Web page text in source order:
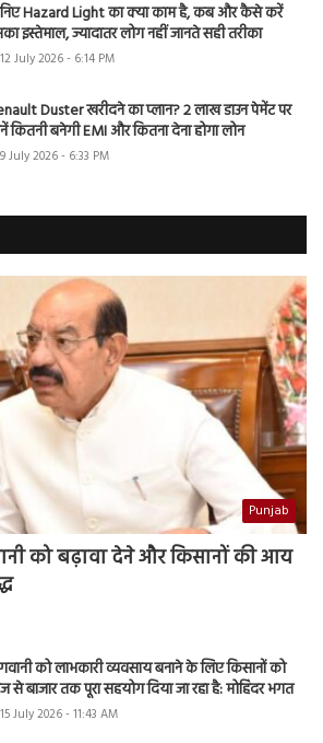
Hazard Light का क्या काम है, कब और कैसे करें
इस्तेमाल, ज्यादातर लोग नहीं जानते सही तरीका
12 July 2026 - 6:14 PM
Duster खरीदने का प्लान? 2 लाख डाउन पेमेंट पर
कितनी बनेगी EMI और कितना देना होगा लोन
9 July 2026 - 6:33 PM
Punjab
को बढ़ावा देने और किसानों की आय
को लाभकारी व्यवसाय बनाने के लिए किसानों को
से बाजार तक पूरा सहयोग दिया जा रहा है: मोहिंदर भगत
15 July 2026 - 11:43 AM